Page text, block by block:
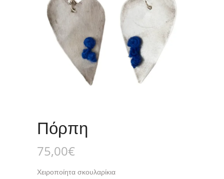
Πόρπη
75,00€
Χειροποίητα σκουλαρίκια